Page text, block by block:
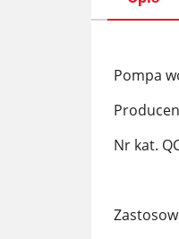
Pompa
Nr kat.